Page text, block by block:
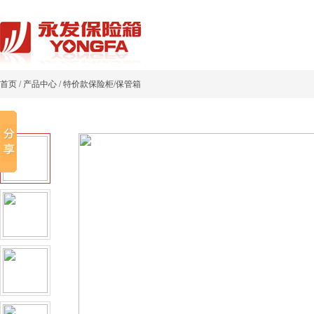
首页 / 产品中心 /特价款保险柜/保管箱